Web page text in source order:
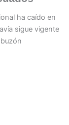
ha caído en
sigue vigente